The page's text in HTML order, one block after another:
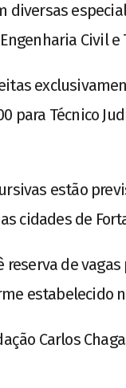
diversas
Civil
para Técnico
estão
cidades de
de
estabelecido
Carlos